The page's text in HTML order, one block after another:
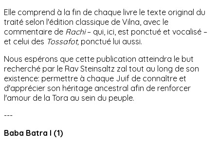
Elle comprend à la fin de chaque livre le texte original du
traité selon l'édition classique de Vilna, avec le
commentaire de Rachi– qui, ici, est ponctué et vocalisé –
et celui des Tossafot, ponctué lui aussi.
Nous espérons que cette publication atteindra le but
recherché par le Rav Steinsaltz zal tout au long de son
existence: permettre à chaque Juif de connaître et
d'apprécier son héritage ancestral afin de renforcer
l'amour de la Tora au sein du peuple.
---
Baba Batra I (1)